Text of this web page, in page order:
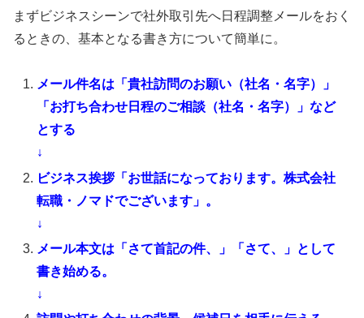
まずビジネスシーンで社外取引先へ日程調整メールをおく
るときの、基本となる書き方について簡単に。
メール件名は「貴社訪問のお願い（社名・名字）」
「お打ち合わせ日程のご相談（社名・名字）」など
とする
↓
ビジネス挨拶「お世話になっております。株式会社
転職・ノマドでございます」。
↓
メール本文は「さて首記の件、」「さて、」として
書き始める。
↓